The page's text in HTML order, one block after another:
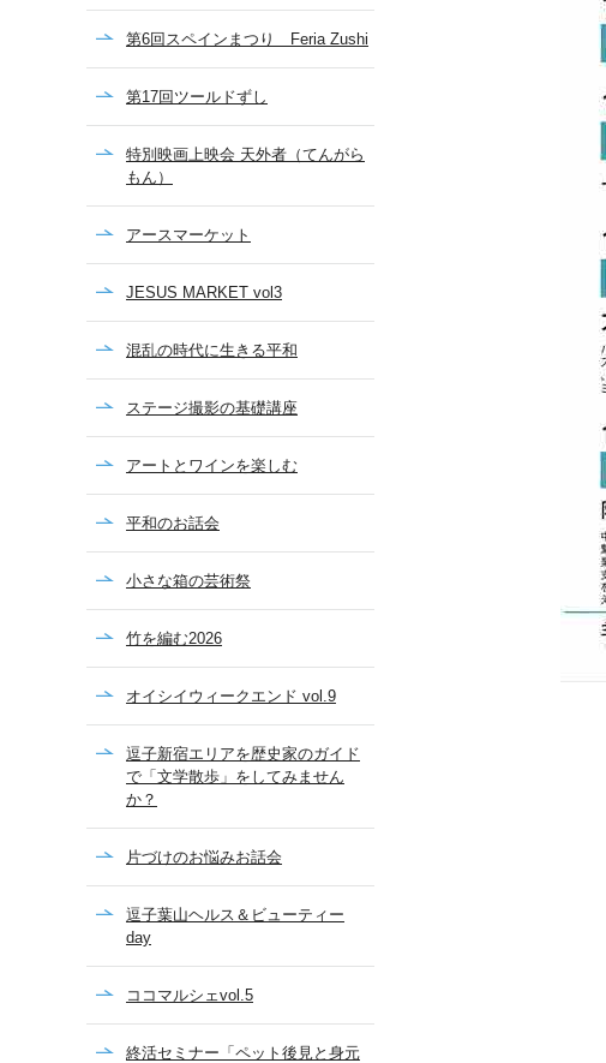
第6回スペインまつり Feria Zushi
第17回ツールドずし
特別映画上映会 天外者（てんがら
もん）
アースマーケット
JESUS MARKET vol3
混乱の時代に生きる平和
ステージ撮影の基礎講座
アートとワインを楽しむ
平和のお話会
小さな箱の芸術祭
竹を編む2026
オイシイウィークエンド vol.9
逗子新宿エリアを歴史家のガイド
で「文学散歩」をしてみません
か？
片づけのお悩みお話会
逗子葉山ヘルス＆ビューティー
day
ココマルシェvol.5
終活セミナー「ペット後見と身元